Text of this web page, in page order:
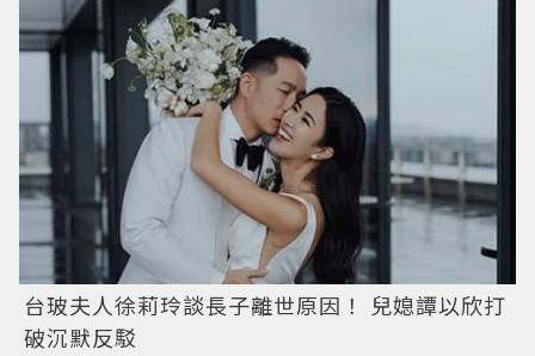
台玻夫人徐莉玲談長子離世原因！ 兒媳譚以欣打
破沉默反駁